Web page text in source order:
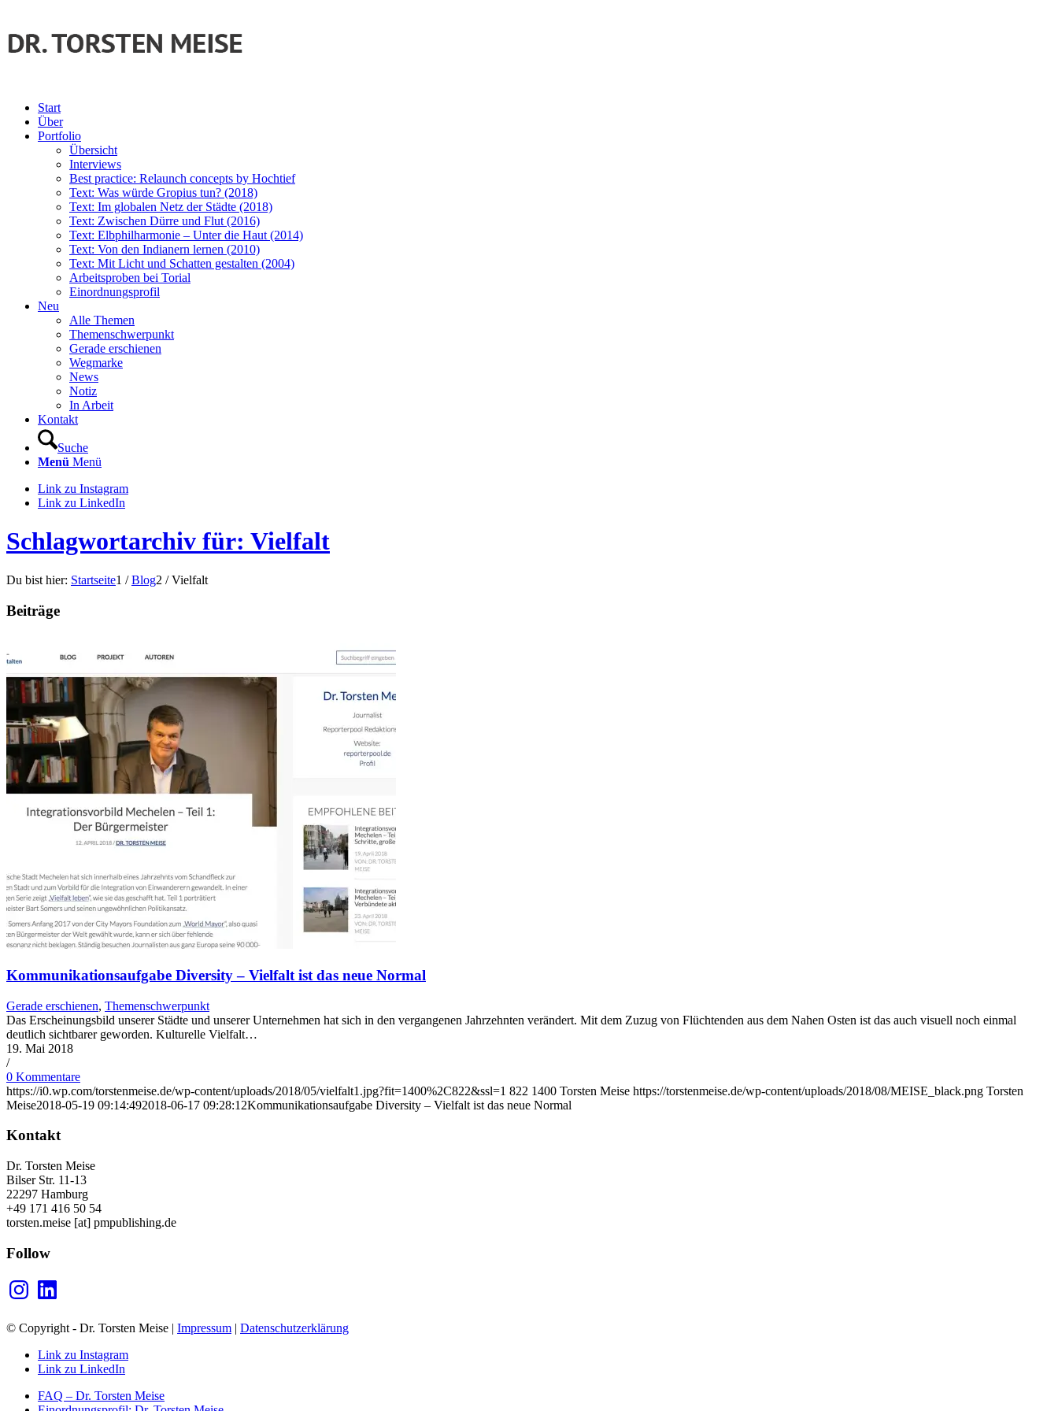
Start
Über
Portfolio
Übersicht
Interviews
Best practice: Relaunch concepts by Hochtief
Text: Was würde Gropius tun? (2018)
Text: Im globalen Netz der Städte (2018)
Text: Zwischen Dürre und Flut (2016)
Text: Elbphilharmonie – Unter die Haut (2014)
Text: Von den Indianern lernen (2010)
Text: Mit Licht und Schatten gestalten (2004)
Arbeitsproben bei Torial
Einordnungsprofil
Neu
Alle Themen
Themenschwerpunkt
Gerade erschienen
Wegmarke
News
Notiz
In Arbeit
Kontakt
Suche
Menü Menü
Link zu Instagram
Link zu LinkedIn
Schlagwortarchiv für: Vielfalt
Du bist hier: Startseite1 / Blog2 / Vielfalt
Beiträge
Kommunikationsaufgabe Diversity – Vielfalt ist das neue Normal
Gerade erschienen, Themenschwerpunkt
Das Erscheinungsbild unserer Städte und unserer Unternehmen hat sich in den vergangenen Jahrzehnten verändert. Mit dem Zuzug von Flüchtenden aus dem Nahen Osten ist das auch visuell noch einmal
deutlich sichtbarer geworden. Kulturelle Vielfalt…
19. Mai 2018
/
0 Kommentare
https://i0.wp.com/torstenmeise.de/wp-content/uploads/2018/05/vielfalt1.jpg?fit=1400%2C822&ssl=1 822 1400 Torsten Meise https://torstenmeise.de/wp-content/uploads/2018/08/MEISE_black.png Torsten
Meise2018-05-19 09:14:492018-06-17 09:28:12Kommunikationsaufgabe Diversity – Vielfalt ist das neue Normal
Kontakt
Dr. Torsten Meise
Bilser Str. 11-13
22297 Hamburg
+49 171 416 50 54
torsten.meise [at] pmpublishing.de
Follow
InstagramLinkedIn
© Copyright - Dr. Torsten Meise | Impressum | Datenschutzerklärung
Link zu Instagram
Link zu LinkedIn
FAQ – Dr. Torsten Meise